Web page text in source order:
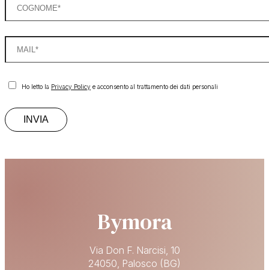
Ho letto la Privacy Policy e acconsento al trattamento dei dati personali
Bymora
Via Don F. Narcisi, 10
24050, Palosco (BG)